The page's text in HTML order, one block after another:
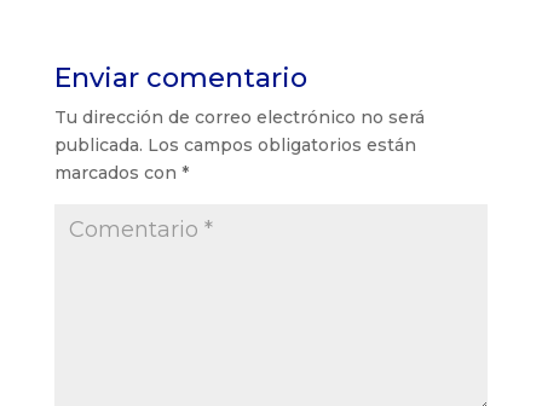
Enviar comentario
Tu dirección de correo electrónico no será
publicada. Los campos obligatorios están
marcados con *